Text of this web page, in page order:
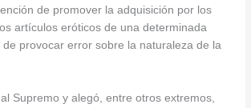
de promover la adquisición por los
artículos eróticos de una determinada
provocar error sobre la naturaleza de la
Supremo y alegó, entre otros extremos,